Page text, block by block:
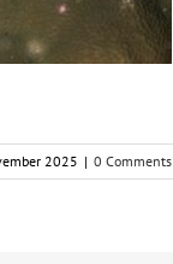
2025 | 0 Comments